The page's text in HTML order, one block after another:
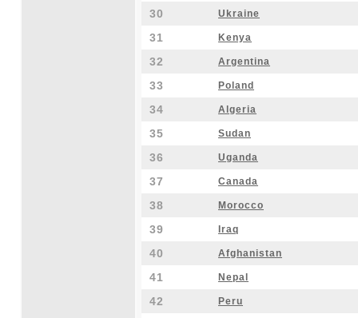
30 Ukraine
31 Kenya
32 Argentina
33 Poland
34 Algeria
35 Sudan
36 Uganda
37 Canada
38 Morocco
39 Iraq
40 Afghanistan
41 Nepal
42 Peru